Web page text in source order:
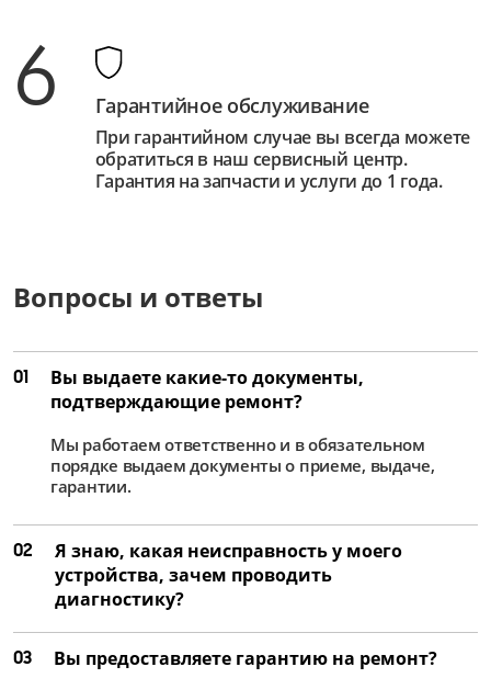
6 Гарантийное обслуживание
При гарантийном случае вы всегда можете
обратиться в наш сервисный центр.
Гарантия на запчасти и услуги до 1 года.
Вопросы и ответы
01
Вы выдаете какие-то документы,
подтверждающие ремонт?
Мы работаем ответственно и в обязательном
порядке выдаем документы о приеме, выдаче,
гарантии.
02
Я знаю, какая неисправность у моего
устройства, зачем проводить
диагностику?
03 Вы предоставляете гарантию на ремонт?